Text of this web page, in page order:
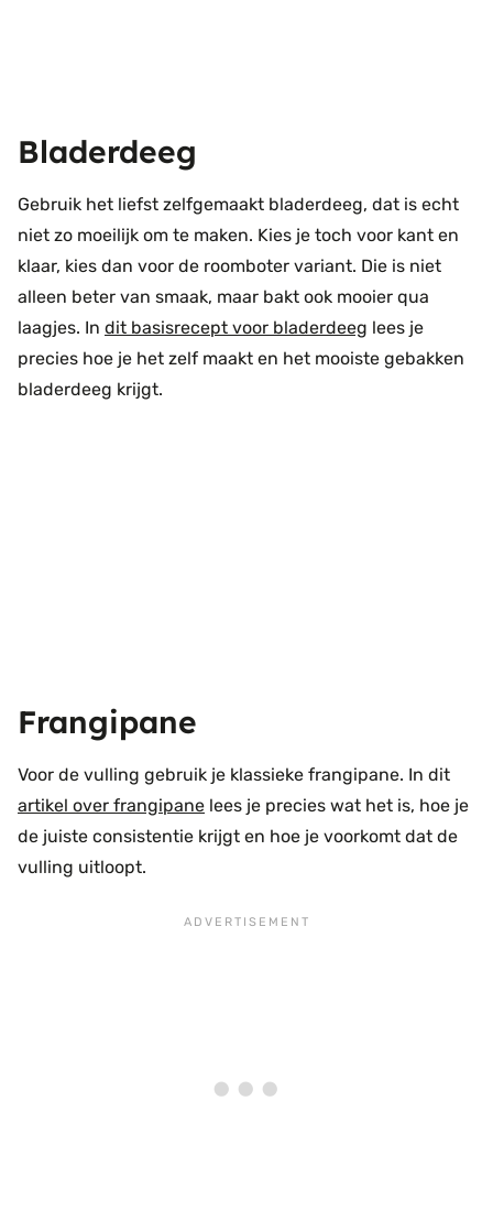
Bladerdeeg
Gebruik het liefst zelfgemaakt bladerdeeg, dat is echt
niet zo moeilijk om te maken. Kies je toch voor kant en
klaar, kies dan voor de roomboter variant. Die is niet
alleen beter van smaak, maar bakt ook mooier qua
laagjes. In dit basisrecept voor bladerdeeg lees je
precies hoe je het zelf maakt en het mooiste gebakken
bladerdeeg krijgt.
Frangipane
Voor de vulling gebruik je klassieke frangipane. In dit
artikel over frangipane lees je precies wat het is, hoe je
de juiste consistentie krijgt en hoe je voorkomt dat de
vulling uitloopt.